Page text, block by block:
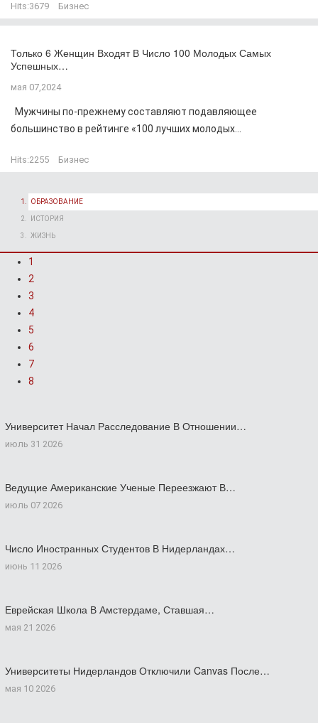
Hits:3679 Бизнес
Только 6 Женщин Входят В Число 100 Молодых Самых
Успешных…
мая 07,2024
Мужчины по-прежнему составляют подавляющее
большинство в рейтинге «100 лучших молодых...
Hits:2255 Бизнес
ОБРАЗОВАНИЕ
ИСТОРИЯ
ЖИЗНЬ
1
2
3
4
5
6
7
8
Университет Начал Расследование В Отношении…
июль 31 2026
Ведущие Американские Ученые Переезжают В…
июль 07 2026
Число Иностранных Студентов В Нидерландах…
июнь 11 2026
Еврейская Школа В Амстердаме, Ставшая…
мая 21 2026
Университеты Нидерландов Отключили Canvas После…
мая 10 2026